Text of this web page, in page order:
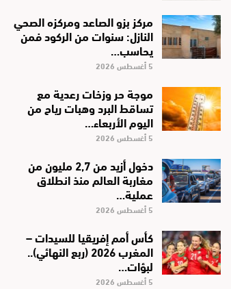
مركز بزو الصاعد ومركزه الصحي
النازل: سنوات من الركود فمن
يحاسب…
5 أغسطس 2026
موجة حر وزخات رعدية مع
تساقط البرد وهبات رياح من
اليوم الأربعاء…
5 أغسطس 2026
دخول أزيد من 2,7 مليون من
مغاربة العالم منذ انطلاق
عملية…
5 أغسطس 2026
كأس أمم إفريقيا للسيدات –
المغرب 2026 (ربع النهائي)..
لبؤات…
5 أغسطس 2026